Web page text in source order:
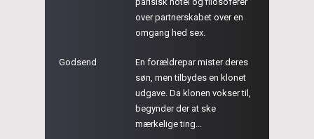
over partnerskabet over en
omgang hed sex.
Godsend
En forældrepar mister deres
søn, men tilbydes en klonet
udgave. Da klonen vokser til,
begynder der at ske
mærkelige ting...